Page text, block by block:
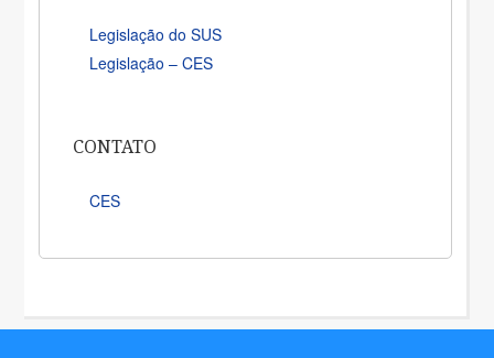
Legislação do SUS
Legislação – CES
CONTATO
CES